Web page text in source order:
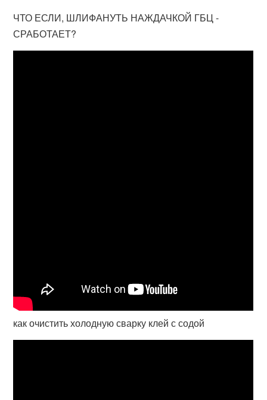
ЧТО ЕСЛИ, ШЛИФАНУТЬ НАЖДАЧКОЙ ГБЦ -
СРАБОТАЕТ?
как очистить холодную сварку клей с содой